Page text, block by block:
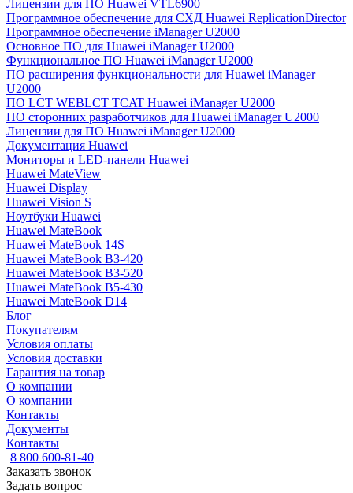
Лицензии для ПО Huawei VTL6900
Программное обеспечение для СХД Huawei ReplicationDirector
Программное обеспечение iManager U2000
Основное ПО для Huawei iManager U2000
Функциональное ПО Huawei iManager U2000
ПО расширения функциональности для Huawei iManager
U2000
ПО LCT WEBLCT TCAT Huawei iManager U2000
ПО сторонних разработчиков для Huawei iManager U2000
Лицензии для ПО Huawei iManager U2000
Документация Huawei
Мониторы и LED-панели Huawei
Huawei MateView
Huawei Display
Huawei Vision S
Ноутбуки Huawei
Huawei MateBook
Huawei MateBook 14S
Huawei MateBook B3-420
Huawei MateBook B3-520
Huawei MateBook B5-430
Huawei MateBook D14
Блог
Покупателям
Условия оплаты
Условия доставки
Гарантия на товар
О компании
О компании
Контакты
Документы
Контакты
8 800 600-81-40
Заказать звонок
Задать вопрос